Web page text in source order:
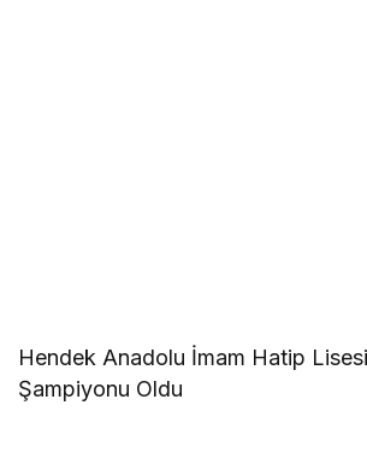
Hendek Anadolu İmam Hatip
Şampiyonu Oldu